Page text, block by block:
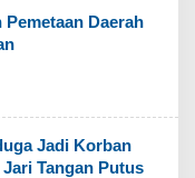
Daerah
Jadi Korban
Tangan Putus